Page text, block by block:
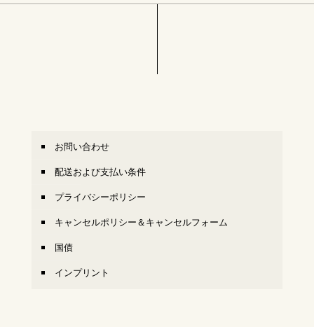
お問い合わせ
配送および支払い条件
プライバシーポリシー
キャンセルポリシー＆キャンセルフォーム
国債
インプリント